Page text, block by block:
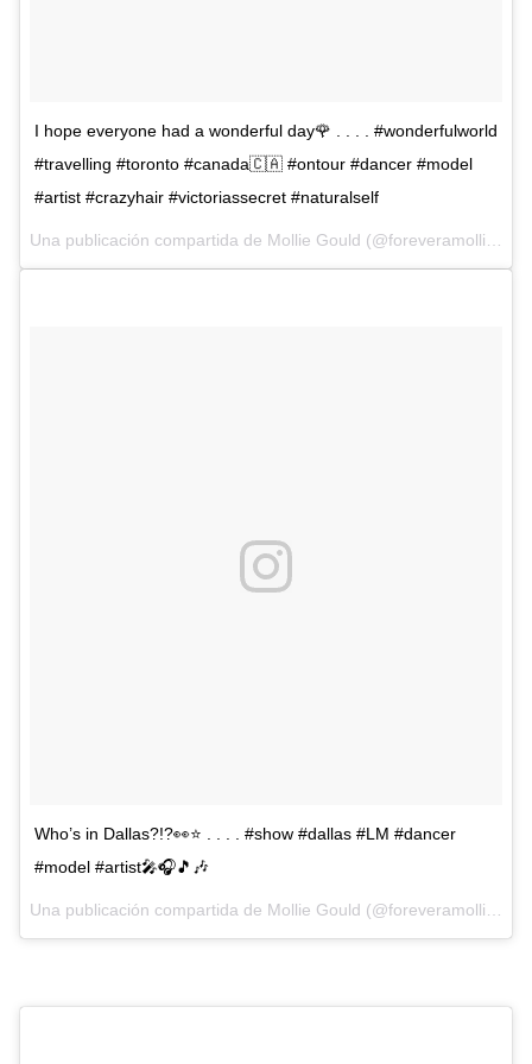
I hope everyone had a wonderful day🌹 . . . . #wonderfulworld
#travelling #toronto #canada🇨🇦 #ontour #dancer #model
#artist #crazyhair #victoriassecret #naturalself
Una publicación compartida de Mollie Gould (@foreveramollie) el
Who’s in Dallas?!?👀⭐️ . . . . #show #dallas #LM #dancer
#model #artist🎤🎧🎵🎶
Una publicación compartida de Mollie Gould (@foreveramollie) el